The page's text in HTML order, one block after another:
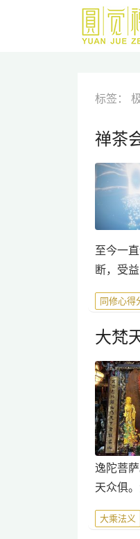
标签：
禅茶
至今一
断，受
同修心得
大梵
逸陀菩
天众俱
大乘法义